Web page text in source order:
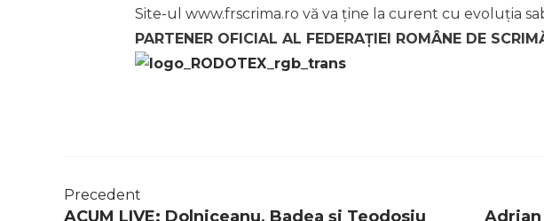
Site-ul www.frscrima.ro vă va ține la curent cu evoluția
PARTENER OFICIAL AL FEDERAȚIEI ROMÂNE DE
Precedent
ACUM LIVE: Dolniceanu, Badea și Teodosiu
Adrian